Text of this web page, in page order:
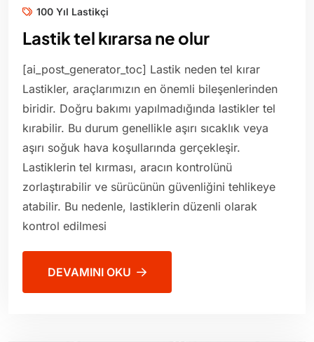
100 Yıl Lastikçi
Lastik tel kırarsa ne olur
[ai_post_generator_toc] Lastik neden tel kırar
Lastikler, araçlarımızın en önemli bileşenlerinden
biridir. Doğru bakımı yapılmadığında lastikler tel
kırabilir. Bu durum genellikle aşırı sıcaklık veya
aşırı soğuk hava koşullarında gerçekleşir.
Lastiklerin tel kırması, aracın kontrolünü
zorlaştırabilir ve sürücünün güvenliğini tehlikeye
atabilir. Bu nedenle, lastiklerin düzenli olarak
kontrol edilmesi
DEVAMINI OKU